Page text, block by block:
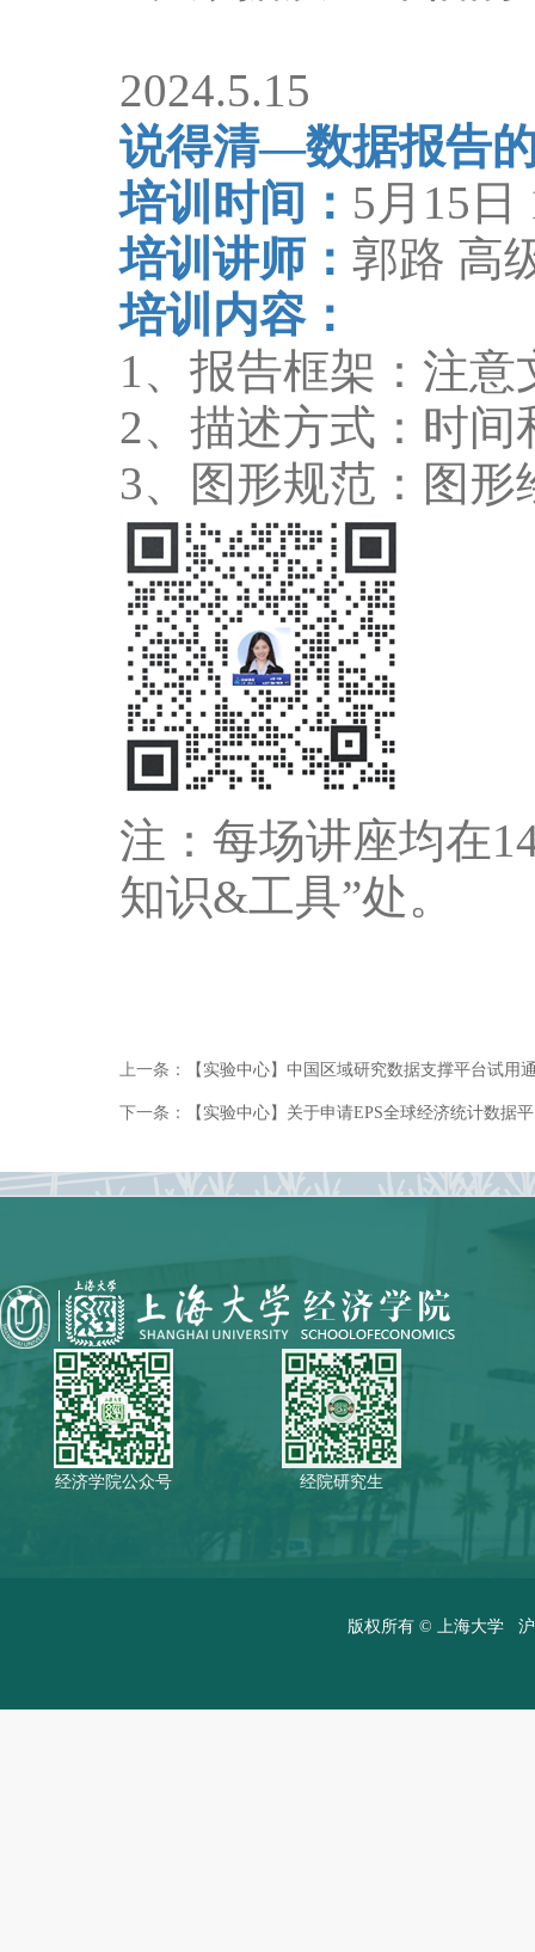
2024.5.15
说得清—数据报告
培训时间： 5 月 15 日
培训讲师： 郭路 高
培训内容：
1、报告框架：注
2、描述方式：时
3、图形规范：图
注：每场讲座均在
知识&工具”处。
上一条： 【实验中心】中国区域研究数据支撑平台试用
下一条： 【实验中心】关于申请EPS全球经济统计数据
经济学院公众号 经院研究生
版权所有 © 上海大学